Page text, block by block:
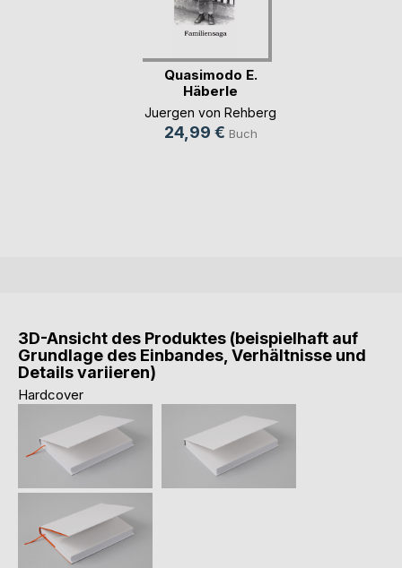
Quasimodo E.
Häberle
Juergen von Rehberg
24,99 € Buch
3D-Ansicht des Produktes (beispielhaft auf
Grundlage des Einbandes, Verhältnisse und
Details variieren)
Hardcover